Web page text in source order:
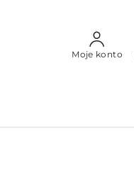
Moje konto